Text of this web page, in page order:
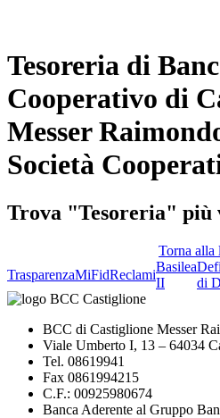
Tesoreria di
Cooperativo di
Messer
Società
Trova "Tesoreria" più
Torna alla
TrasparenzaMiFidReclami
Basilea
II
di
BCC di Castiglione Messer
Viale Umberto I, 13 – 64034
Tel. 08619941
Fax 0861994215
C.F.: 00925980674
Banca Aderente al Gruppo